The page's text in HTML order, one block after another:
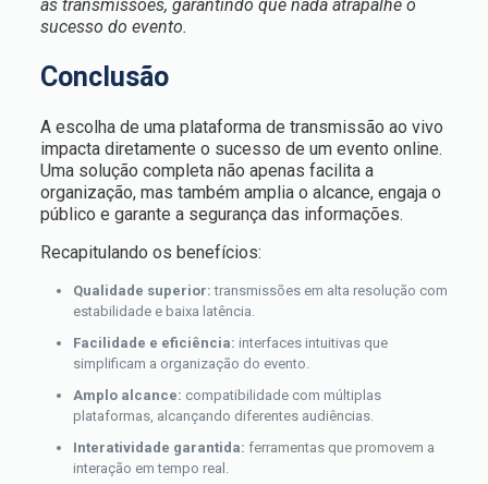
as transmissões, garantindo que nada atrapalhe o
sucesso do evento.
Conclusão
A escolha de uma plataforma de transmissão ao vivo
impacta diretamente o sucesso de um evento online.
Uma solução completa não apenas facilita a
organização, mas também amplia o alcance, engaja o
público e garante a segurança das informações.
Recapitulando os benefícios:
Qualidade superior: transmissões em alta resolução com
estabilidade e baixa latência.
Facilidade e eficiência: interfaces intuitivas que
simplificam a organização do evento.
Amplo alcance: compatibilidade com múltiplas
plataformas, alcançando diferentes audiências.
Interatividade garantida: ferramentas que promovem a
interação em tempo real.